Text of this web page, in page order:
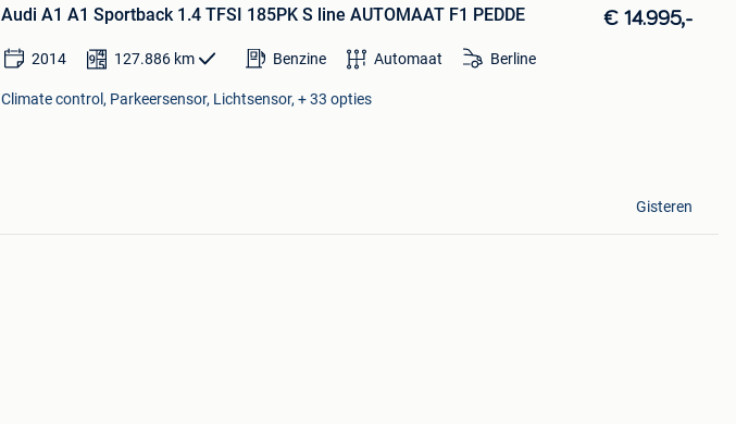
Audi A1 A1 Sportback 1.4 TFSI 185PK S line AUTOMAAT F1 PEDDE € 14.995,-
2014 127.886 km Benzine Automaat Berline
Climate control, Parkeersensor, Lichtsensor, + 33 opties
Gisteren